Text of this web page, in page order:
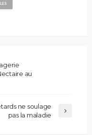
au
ne soulage
pas la maladie